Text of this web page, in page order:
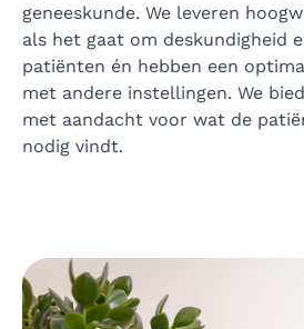
geneeskunde. We leveren
als het gaat om deskundigheid
patiënten én hebben een
met andere instellingen. We
met aandacht voor wat de
nodig vindt.